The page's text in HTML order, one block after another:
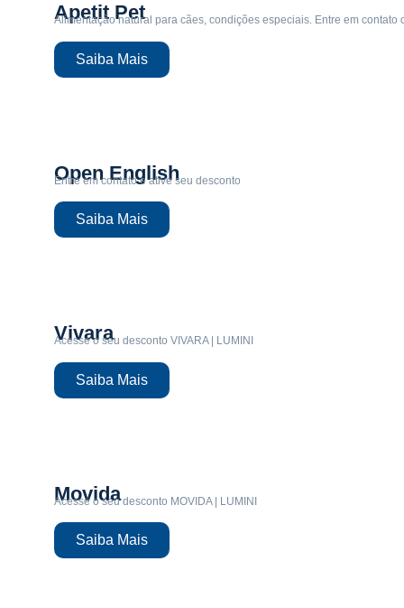
Apetit Pet
Alimentação natural para cães, condições especiais. Entre em contato
Saiba Mais
Open English
Entre em contato e ative seu desconto
Saiba Mais
Vivara
Acesse o seu desconto VIVARA | LUMINI
Saiba Mais
Movida
Acesse o seu desconto MOVIDA | LUMINI
Saiba Mais